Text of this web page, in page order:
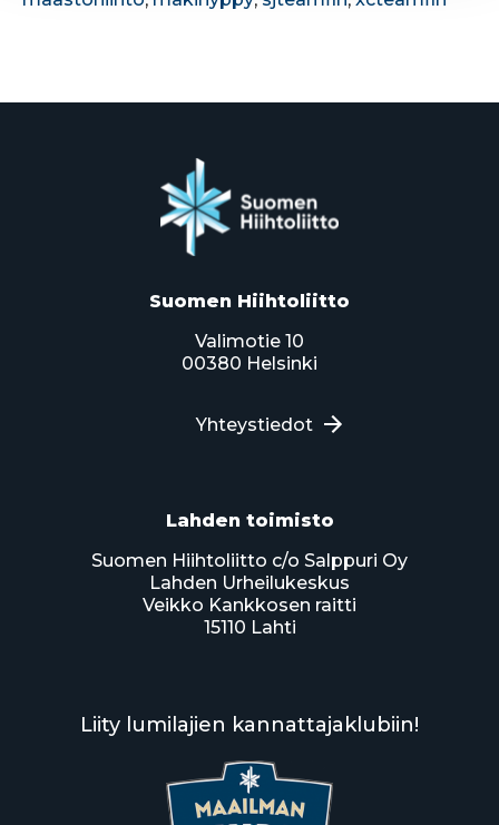
Suomen Hiihtoliitto
Valimotie 10
00380 Helsinki
Yhteystiedot
Lahden toimisto
Suomen Hiihtoliitto c/o Salppuri Oy
Lahden Urheilukeskus
Veikko Kankkosen raitti
15110 Lahti
Liity lumilajien kannattajaklubiin!